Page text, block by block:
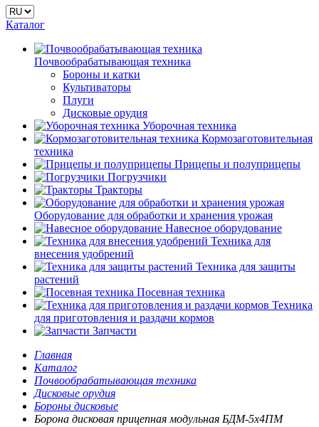
Каталог
Почвообрабатывающая техника
Бороны и катки
Культиваторы
Плуги
Дисковые орудия
Уборочная техника
Кормозаготовительная
техника
Прицепы и полуприцепы
Погрузчики
Тракторы
Оборудование для обработки и хранения урожая
Навесное оборудование
Техника для
внесения удобрений
Техника для защиты
растений
Посевная техника
Техника
для приготовления и раздачи кормов
Запчасти
Главная
Каталог
Почвообрабатывающая техника
Дисковые орудия
Бороны дисковые
Борона дисковая прицепная модульная БДМ-5х4ПМ